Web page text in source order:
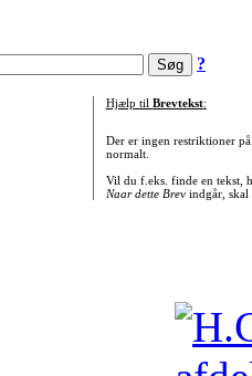
?
Hjælp til Brevtekst:
Der er ingen restriktioner
normalt.
Vil du f.eks. finde en tekst,
Naar dette Brevindgår, skal